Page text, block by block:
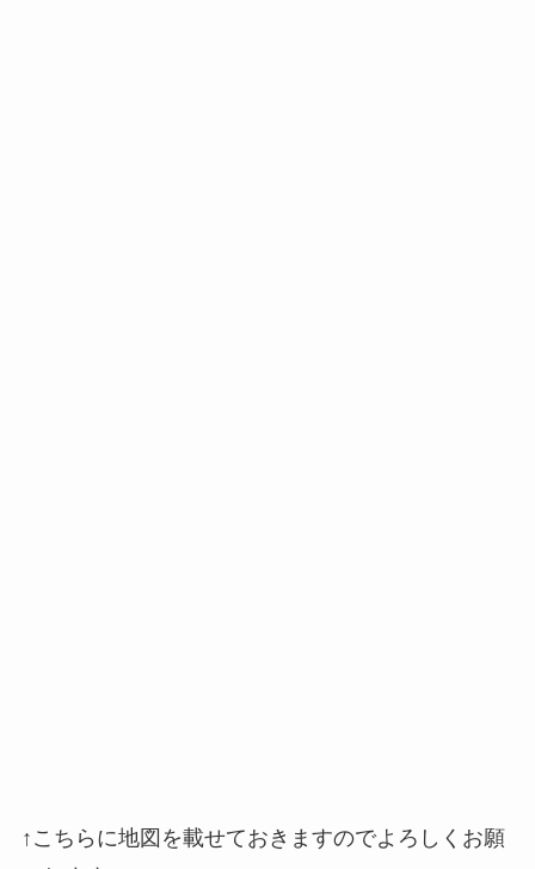
↑こちらに地図を載せておきますのでよろしくお願